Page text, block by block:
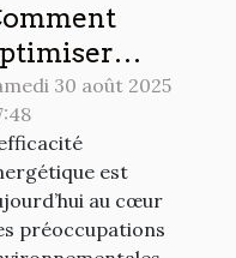
à
?
30 août 2025
est
au cœur
préoccupations